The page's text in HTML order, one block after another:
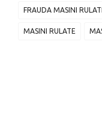
FRAUDA MASINI
MASINI RULATE